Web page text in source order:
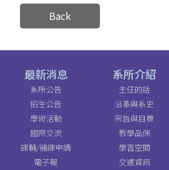
Back
最新消息
系所公告
招生公告
學術活動
國際交流
課輔/補課申請
電子報
系所介紹
主任的話
沿革與系史
宗旨與目標
教學品保
學習空間
交通資訊